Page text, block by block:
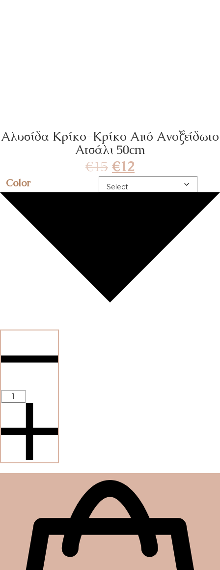
Αλυσίδα Κρίκο-Κρίκο Από Ανοξείδωτο
Ατσάλι 50cm
€15 €12
Color